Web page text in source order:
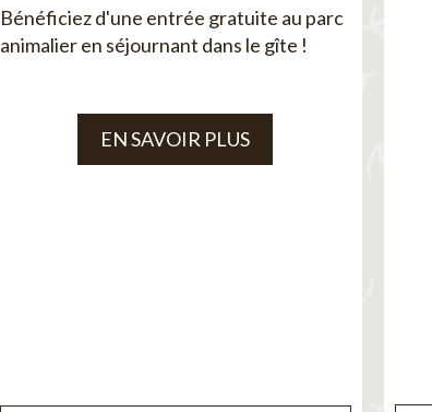
Bénéficiez d'une entrée gratuite au parc
animalier en séjournant dans le gîte !
EN SAVOIR PLUS